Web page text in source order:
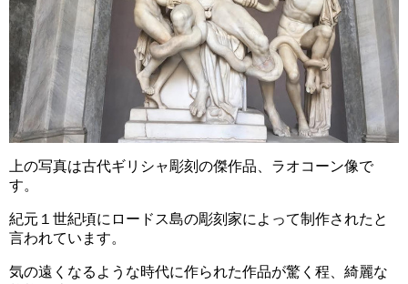
上の写真は古代ギリシャ彫刻の傑作品、ラオコーン像で
す。
紀元１世紀頃にロードス島の彫刻家によって制作されたと
言われています。
気の遠くなるような時代に作られた作品が驚く程、綺麗な